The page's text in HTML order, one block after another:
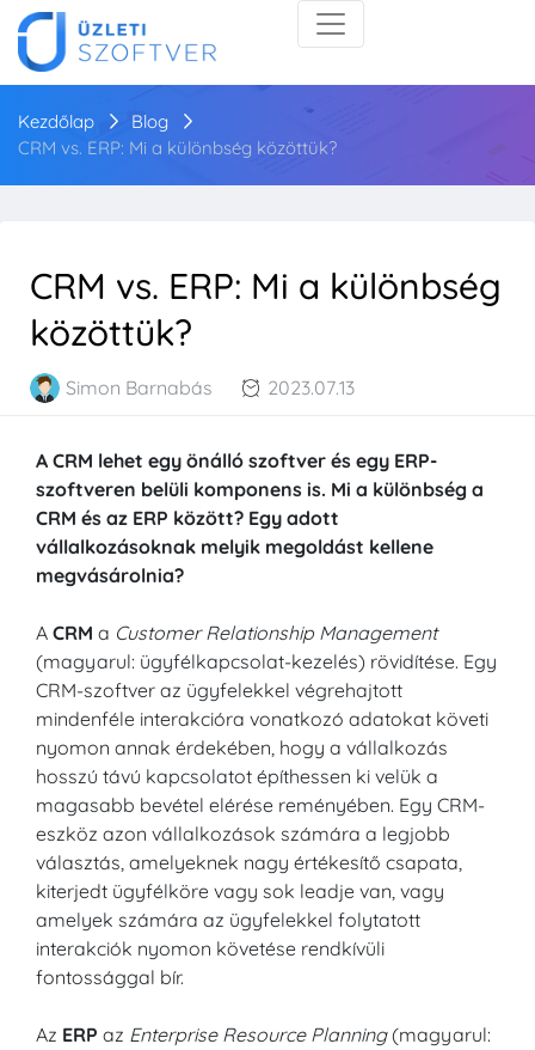
Kezdőlap
Blog
CRM vs. ERP: Mi a különbség közöttük?
CRM vs. ERP: Mi a különbség
közöttük?
Simon Barnabás 2023.07.13
A CRM lehet egy önálló szoftver és egy ERP-
szoftveren belüli komponens is. Mi a különbség a
CRM és az ERP között? Egy adott
vállalkozásoknak melyik megoldást kellene
megvásárolnia?
A CRM a Customer Relationship Management
(magyarul: ügyfélkapcsolat-kezelés) rövidítése. Egy
CRM-szoftver az ügyfelekkel végrehajtott
mindenféle interakcióra vonatkozó adatokat követi
nyomon annak érdekében, hogy a vállalkozás
hosszú távú kapcsolatot építhessen ki velük a
magasabb bevétel elérése reményében. Egy CRM-
eszköz azon vállalkozások számára a legjobb
választás, amelyeknek nagy értékesítő csapata,
kiterjedt ügyfélköre vagy sok leadje van, vagy
amelyek számára az ügyfelekkel folytatott
interakciók nyomon követése rendkívüli
fontossággal bír.
Az ERP az Enterprise Resource Planning(magyarul: